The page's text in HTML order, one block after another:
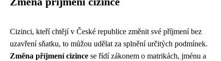
Cizinci, kteří chtějí v České republice změnit své příjmení bez
uzavření sňatku, to můžou udělat za splnění určitých podmínek.
Změna příjmení cizince se řídí zákonem o matrikách, jménu a